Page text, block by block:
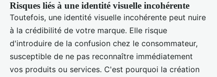
Risques liés à une identité visuelle incohérente
Toutefois, une identité visuelle incohérente peut nuire
à la crédibilité de votre marque. Elle risque
d'introduire de la confusion chez le consommateur,
susceptible de ne pas reconnaître immédiatement
vos produits ou services. C'est pourquoi la création